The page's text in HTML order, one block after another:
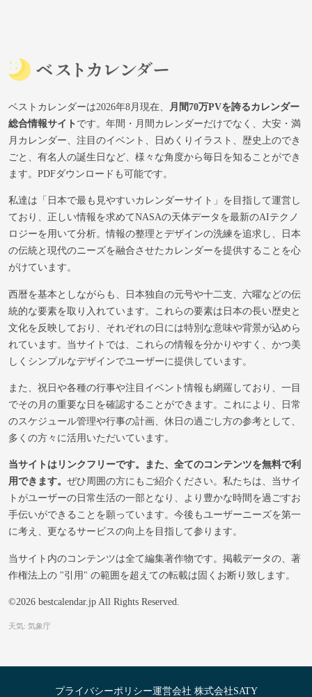
ベストカレンダーは2026年8月現在、
月間70万PVを誇るカレンダー
総合情報サイトです。年間・月間カレンダーだけでなく、大安・満
月カレンダー、注目のイベント、日めくりイラスト、歴史上のでき
ごと、有名人の誕生日など、様々な角度から毎日を知ることができ
ます。PDFダウンロードも可能です。
私達は「日本で最も見やすいカレンダーサイト」を目指して運営し
ており、正しい情報を求めてNASAの天体データを最新のAIテクノ
ロジーを用いて分析。情報の整理とデザインの洗練を追求し、日本
の伝統と現代のニーズを融合させたカレンダーを提供することを心
がけています。
西暦を基本としながらも、日本独自の元号や十二支、六曜などの伝
統的な要素を取り入れています。これらの要素は日本の長い歴史と
文化を反映しており、それぞれの日には特別な意味や背景が込めら
れています。当サイトでは、これらの情報を分かりやすく、かつ美
しくシンプルなデザインでユーザーに提供しています。
また、祝日や各種の行事や注目イベント情報も網羅しており、一目
でその月の重要な日を確認することができます。これにより、日常
のスケジュール管理や行事の計画、休日の過ごし方の参考として、
多くの方々に活用いただいています。
当サイトはリンクフリーです。また、全てのコンテンツを無料で利
用できます。 ぜひ周囲の方にもご紹介ください。私たちは、当サイ
トがユーザーの日常生活の一部となり、より豊かな時間を過ごすお
手伝いができることを願っています。今後もユーザーニーズを第一
に考え、更なるサービスの向上を目指して参ります。
当サイト内のコンテンツは全て編集著作物です。掲載データの、著
作権法上の "引用" の範囲を超えての転載は固くお断り致します。
©2026 bestcalendar.jp All Rights Reserved.
天気: 気象庁
プライバシーポリシー運営会社 株式会社SATY